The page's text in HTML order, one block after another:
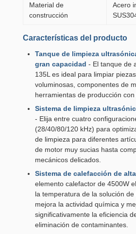
Material de
construcción
Acero
Características del producto
Tanque de limpieza
gran capacidad - El tanque de
135L es ideal para limpiar
voluminosas, componentes de
herramientas de producción con
Sistema de limpieza
- Elija entre cuatro
(28/40/80/120 kHz) para
de limpieza para diferentes
de motor muy sucias hasta
mecánicos delicados.
Sistema de calefacción de
elemento calefactor de 4500W
la temperatura de la solución
mejora la actividad química y
significativamente la eficiencia
eliminación de contaminantes.